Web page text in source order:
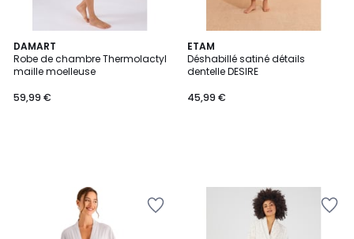
DAMART
Robe de chambre Thermolactyl
maille moelleuse
59,99 €
ETAM
Déshabillé satiné détails
dentelle DESIRE
45,99 €